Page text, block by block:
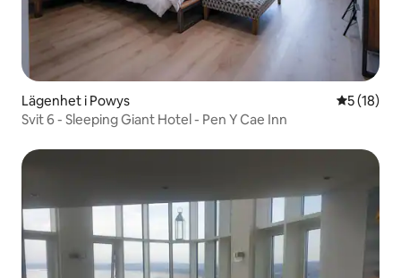
Lägenhet i Powys 5 av 5 i
5 (18)
Svit 6 - Sleeping Giant Hotel - Pen Y Cae Inn